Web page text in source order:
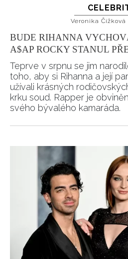
Veronika Čížková
BUDE RIHANNA
A$AP ROCKY STANUL
Teprve v srpnu se jim
toho, aby si Rihanna a její
užívali krásných
krku soud. Rapper je
svého bývalého kamaráda.